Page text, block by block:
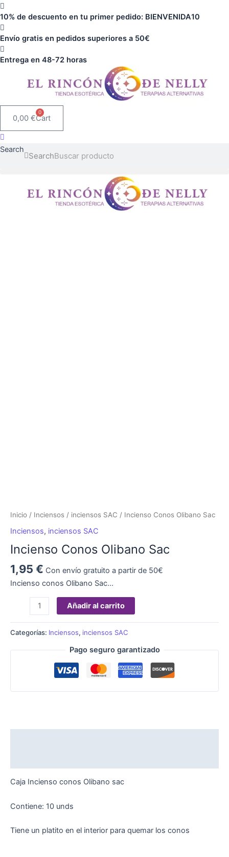
Ir
al
contenido
10% de descuento en tu primer pedido: BIENVENIDA10
Envío gratis en pedidos superiores a 50€
Entrega en 48-72 horas
0,00 €
0
Cart
Search
Search
Inicio / Inciensos / inciensos SAC / Incienso Conos Olibano Sac
Inciensos, inciensos SAC
Incienso Conos Olibano Sac
1,95 € Con envío gratuito a partir de 50€
Incienso conos Olibano Sac…
Añadir al carrito
Categorías: Inciensos, inciensos SAC
Pago seguro garantizado
Caja Incienso conos Olibano sac
Contiene: 10 unds
Tiene un platito en el interior para quemar los conos
Sac